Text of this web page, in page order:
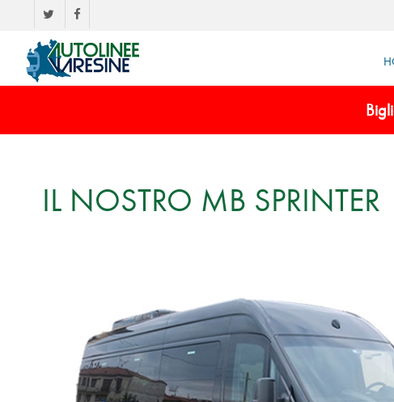
IL NOSTRO MB SPRINTER